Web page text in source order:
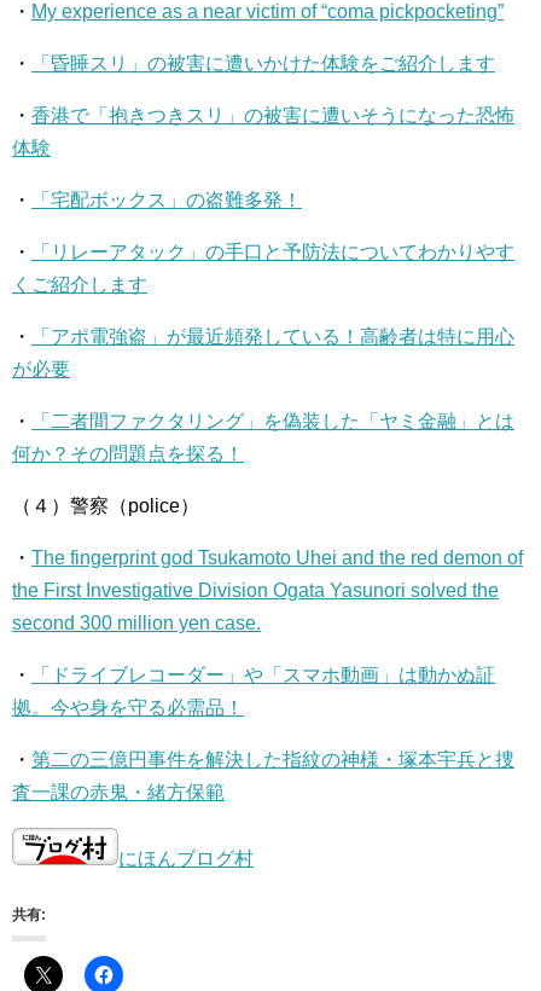
・ My experience as a near victim of “coma pickpocketing”
・ 「昏睡スリ」の被害に遭いかけた体験をご紹介します
・ 香港で「抱きつきスリ」の被害に遭いそうになった恐怖
体験
・ 「宅配ボックス」の盗難多発！
・
「リレーアタック」の手口と予防法についてわかりやす
くご紹介します
・
「アポ電強盗」が最近頻発している！高齢者は特に用心
が必要
・
「二者間ファクタリング」を偽装した「ヤミ金融」とは
何か？その問題点を探る！
（４）警察（police）
・ The fingerprint god Tsukamoto Uhei and the red demon of
the First Investigative Division Ogata Yasunori solved the
second 300 million yen case.
・
「ドライブレコーダー」や「スマホ動画」は動かぬ証
拠。今や身を守る必需品！
・ 第二の三億円事件を解決した指紋の神様・塚本宇兵と捜
査一課の赤鬼・緒方保範
にほんブログ村
共有: